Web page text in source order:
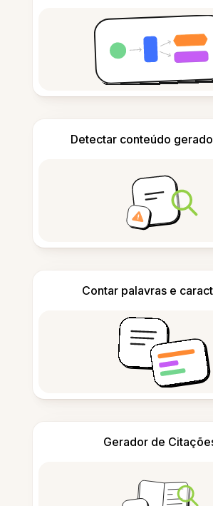
Detectar conteúdo
Contar palavras e
Gerador de